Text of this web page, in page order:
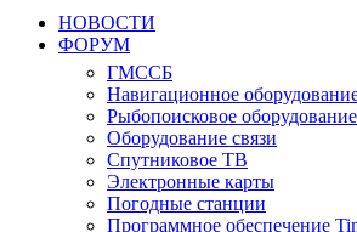
НОВОСТИ
ФОРУМ
ГМССБ
Навигационное
Рыбопоисковое оборудование
Оборудование связи
Спутниковое ТВ
Электронные карты
Погодные станции
Программное обеспечение